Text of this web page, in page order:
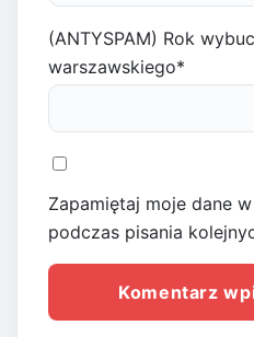
(ANTYSPAM) Rok
warszawskiego*
Zapamiętaj moje dane
podczas pisania